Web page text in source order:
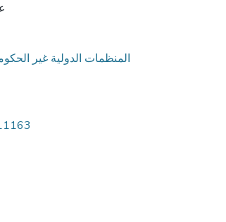
المنظمات الدولية غير